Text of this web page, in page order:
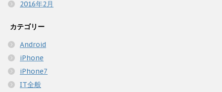
2016年2月
カテゴリー
Android
iPhone
iPhone7
IT全般